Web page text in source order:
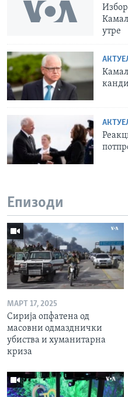
утре
Епизоди
МАРТ 17, 2025
Сирија опфатена од
масовни одмазднички
убиства и хуманитарна
криза